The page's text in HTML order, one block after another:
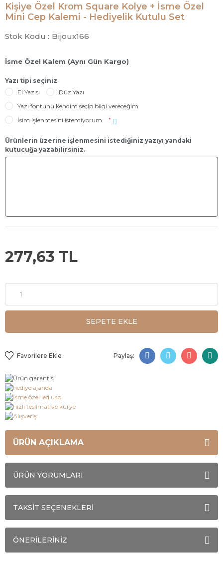
Kişiye Özel Krom Square Kolye + İsme Özel
Mini Cep Kalemi - Hediyelik Kutulu Set
Stok Kodu : Bijoux166
İsme Özel Kalem (Aynı Gün Kargo)
Yazı tipi seçiniz
El Yazısı
Düz Yazı
Yazı fontunu kendim seçip bilgi vereceğim
İsim işlenmesini istemiyorum
*
Ürünlerin üzerine işlenmesini istediğiniz yazıyı yandaki
kutucuğa yazabilirsiniz.
277,63 TL
SEPETE EKLE
Paylaş:
ÜRÜN AÇIKLAMA
ÜRÜN YORUMLARI
TAKSİT SEÇENEKLERİ
ÖNERİLERİNİZ